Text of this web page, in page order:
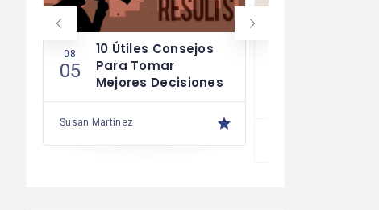
08
05
10 Útiles Consejos
Para Tomar
Mejores Decisiones
Susan Martinez